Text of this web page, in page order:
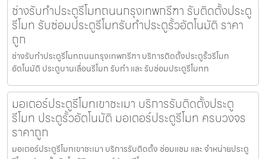
ช่างรับทำประตูรีโมทถนนกรุงเทพกรีฑา รับติดตั้งประตู
รีโมท รับซ่อมประตูรีโมทรับทำประตูรั้วอัตโนมัติ ราคา
ถูก
ช่างรับทำประตูรีโมทถนนกรุงเทพกรีฑา บริการติดตั้งประตูรั้วรีโมท
อัตโนมัติ ประตูบานเลื่อนรีโมท รับทำ และ รับซ่อมประตูรีโมทท
มอเตอร์ประตูรีโมทเขาชะเมา บริการรับติดตั้งประตู
รีโมท ประตูรั้วอัตโนมัติ มอเตอร์ประตูรีโมท ครบวงจร
ราคาถูก
มอเตอร์ประตูรีโมทเขาชะเมา บริการรับติดตั้ง ซ่อมแซม และ จำหน่ายประตู